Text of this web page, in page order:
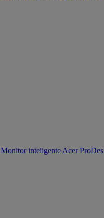
Monitor inteligente Acer